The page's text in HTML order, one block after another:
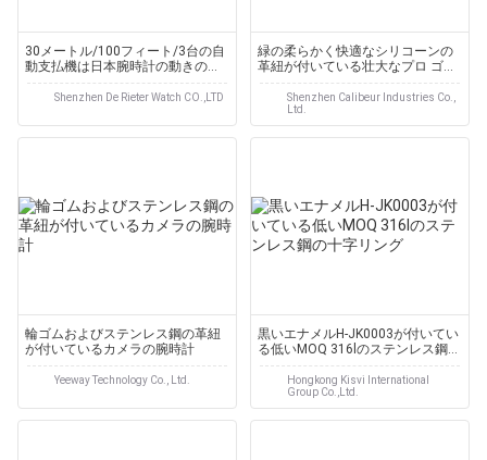
30メートル/100フィート/3台の自
動支払機は日本腕時計の動きの機
械腕時計を防水します
Shenzhen De Rieter Watch CO.,LTD
緑の柔らかく快適なシリコーンの
革紐が付いている壮大なプロ ゴル
フのメートルSP-G100を作って下
Shenzhen Calibeur Industries Co.,
Ltd.
輪ゴムおよびステンレス鋼の革紐
が付いているカメラの腕時計
Yeeway Technology Co., Ltd.
黒いエナメルH-JK0003が付いてい
る低いMOQ 316lのステンレス鋼の
十字リング
Hongkong Kisvi International
Group Co.,Ltd.